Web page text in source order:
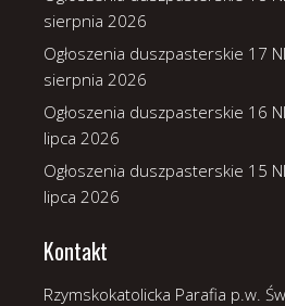
sierpnia 2026
Ogłoszenia duszpasterskie 17
sierpnia 2026
Ogłoszenia duszpasterskie 16
lipca 2026
Ogłoszenia duszpasterskie 15
lipca 2026
Kontakt
Rzymskokatolicka Parafia p.w.